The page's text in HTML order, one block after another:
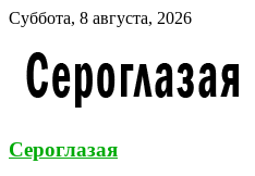
Суббота, 8 августа, 2026
Сероглазая